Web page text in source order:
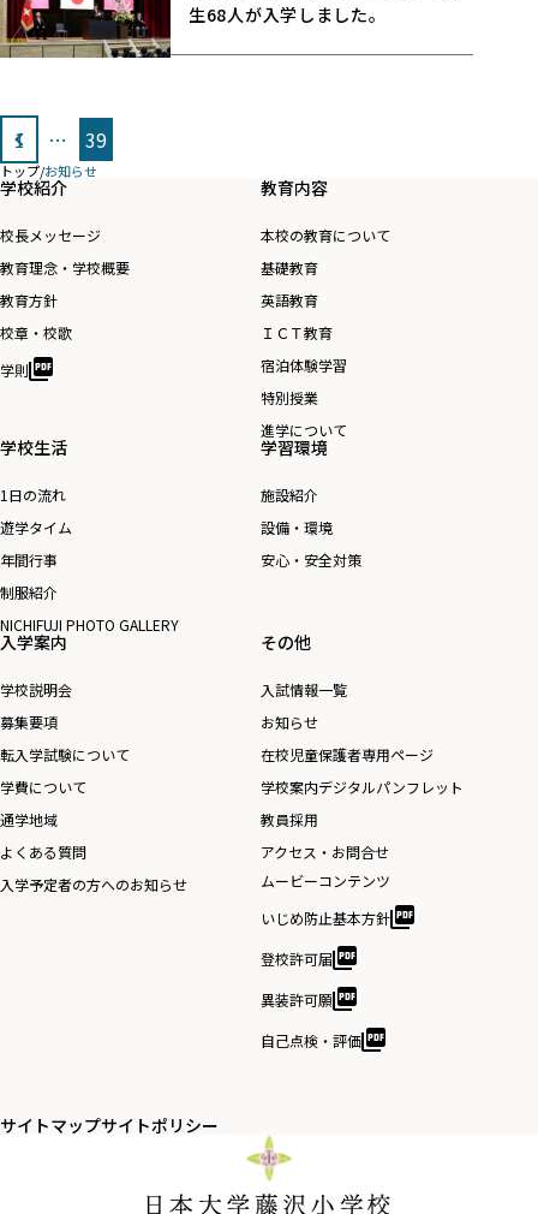
生68人が入学しました。
投
稿
の
ペ
ー
ジ
送
り
1 … 39
トップ/お知らせ
学校紹介
校長メッセージ
教育理念・学校概要
教育方針
校章・校歌
学則
教育内容
本校の教育について
基礎教育
英語教育
ＩＣＴ教育
宿泊体験学習
特別授業
進学について
学校生活
1日の流れ
遊学タイム
年間行事
制服紹介
NICHIFUJI PHOTO GALLERY
学習環境
施設紹介
設備・環境
安心・安全対策
入学案内
学校説明会
募集要項
転入学試験について
学費について
通学地域
よくある質問
入学予定者の方へのお知らせ
その他
入試情報一覧
お知らせ
在校児童保護者専用ページ
学校案内デジタルパンフレット
教員採用
アクセス・お問合せ
ムービーコンテンツ
いじめ防止基本方針
登校許可届
異装許可願
自己点検・評価
サイトマップサイトポリシー